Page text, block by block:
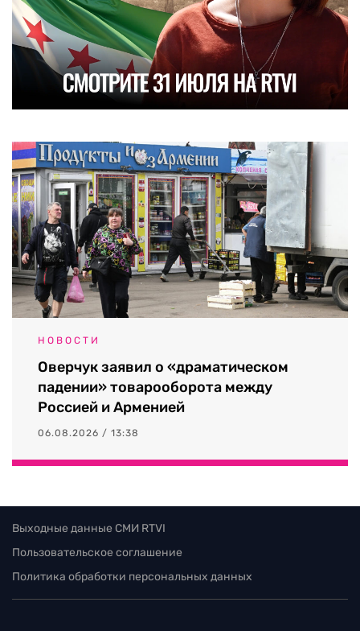
НОВОСТИ
Оверчук заявил о «драматическом
падении» товарооборота между
Россией и Арменией
06.08.2026 / 13:38
Выходные данные СМИ RTVI
Пользовательское соглашение
Политика обработки персональных данных